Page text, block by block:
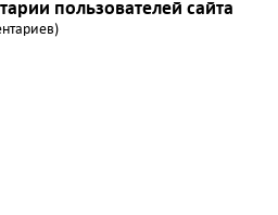
пользователей сайта